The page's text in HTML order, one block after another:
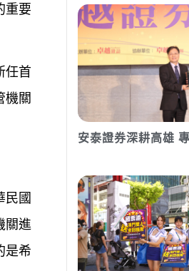
重要
任首
機關
民國
關進
是希
安泰證券深耕高雄